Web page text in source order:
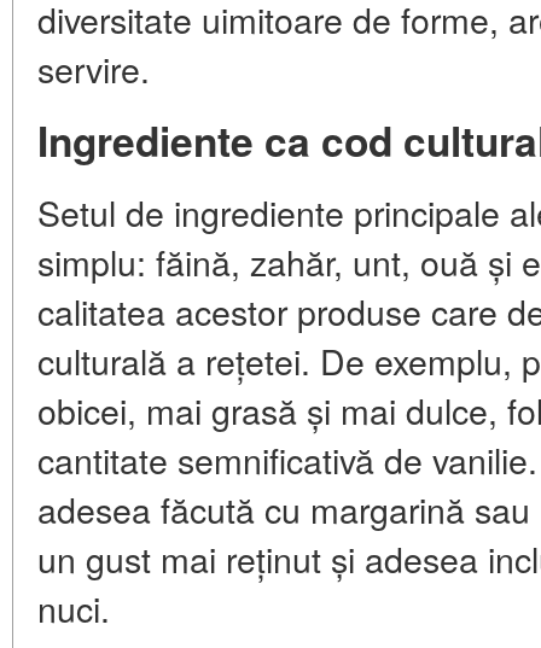
diversitate uimitoare de forme,
servire.
Ingrediente ca cod
Setul de ingrediente principale
simplu: făină, zahăr, unt, ouă și
calitatea acestor produse care
culturală a rețetei. De exemplu,
obicei, mai grasă și mai dulce,
cantitate semnificativă de
adesea făcută cu margarină
un gust mai reținut și adesea
nuci.